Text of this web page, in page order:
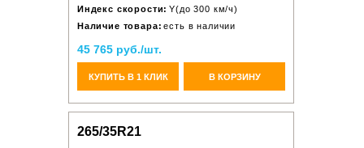
Индекс скорости: Y(до 300 км/ч)
Наличие товара: есть в наличии
45 765 руб./шт.
КУПИТЬ В 1 КЛИК В КОРЗИНУ
265/35R21